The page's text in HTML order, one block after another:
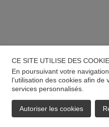
CE SITE UTILISE DES
En poursuivant votre
l’utilisation des cookies afin
services personnalisés.
Autoriser les cookies